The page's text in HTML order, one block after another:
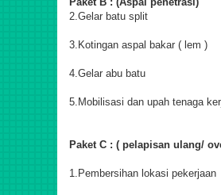
2.Gelar batu split
3.Kotingan aspal bakar ( lem )
4.Gelar abu batu
5.Mobilisasi dan upah tenaga
Paket C : ( pelapisan ulang/
1.Pembersihan lokasi pekerjaan